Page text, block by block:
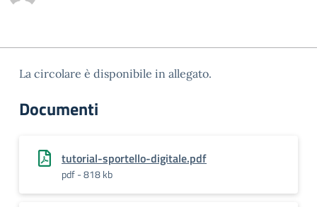
La circolare è disponibile in allegato.
Documenti
tutorial-sportello-digitale.pdf
pdf - 818 kb